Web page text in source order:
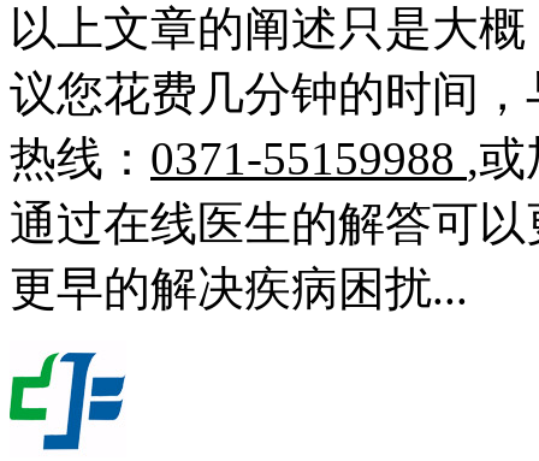
以上文章的阐述只是大
议您花费几分钟的时间，
热线： 0371-55159988 ,或
通过在线医生的解答可
更早的解决疾病困扰...